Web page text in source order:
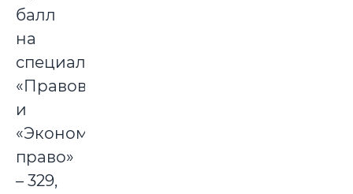
балл
на
специальности
«Правоведение»
и
«Экономическое
право»
– 329,